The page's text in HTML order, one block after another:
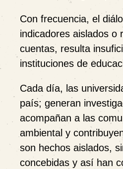
Con frecuencia, el
indicadores aislados o
cuentas, resulta
instituciones de
Cada día, las
país; generan
acompañan a las
ambiental y
son hechos aislados,
concebidas y así han